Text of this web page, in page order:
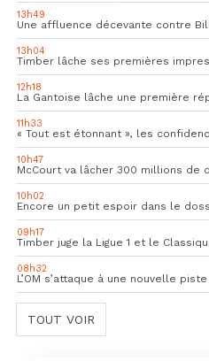
13h49
Une affluence décevante contre
13h04
Timber lâche ses premières
12h18
La Gantoise lâche une première
11h33
10h47
McCourt va lâcher 300 millions de
10h02
Encore un petit espoir dans le
09h17
Timber juge la Ligue 1 et le
08h32
TOUT VOIR